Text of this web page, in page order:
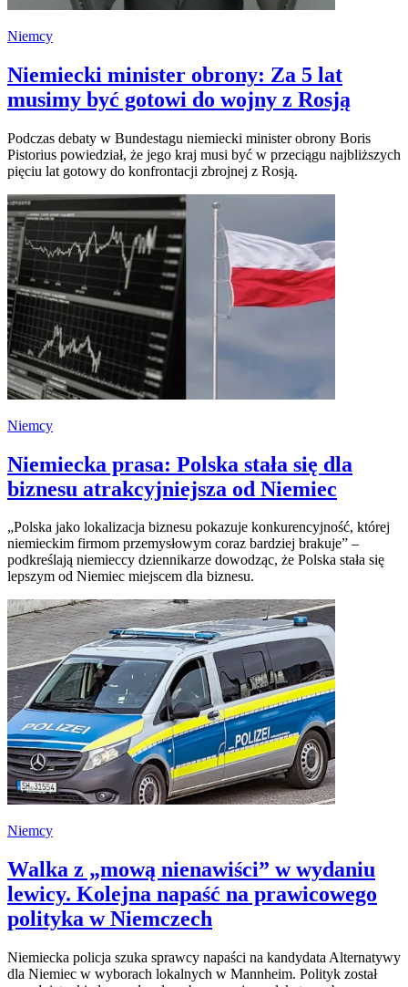
Niemcy
Niemiecki minister obrony: Za 5 lat
musimy być gotowi do wojny z Rosją
Podczas debaty w Bundestagu niemiecki minister obrony Boris
Pistorius powiedział, że jego kraj musi być w przeciągu najbliższych
pięciu lat gotowy do konfrontacji zbrojnej z Rosją.
Niemcy
Niemiecka prasa: Polska stała się dla
biznesu atrakcyjniejsza od Niemiec
„Polska jako lokalizacja biznesu pokazuje konkurencyjność, której
niemieckim firmom przemysłowym coraz bardziej brakuje” –
podkreślają niemieccy dziennikarze dowodząc, że Polska stała się
lepszym od Niemiec miejscem dla biznesu.
Niemcy
Walka z „mową nienawiści” w wydaniu
lewicy. Kolejna napaść na prawicowego
polityka w Niemczech
Niemiecka policja szuka sprawcy napaści na kandydata Alternatywy
dla Niemiec w wyborach lokalnych w Mannheim. Polityk został